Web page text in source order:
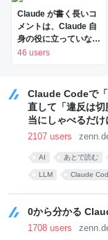
Claude が書く長いコ
メントは、Claude 自
身の役に立っていなか
った
46 users
Claude Codeで
直して「違反は
当にしゃべるだけ
2107 users
AI あとで読む
LLM Claude
0から分かる
1708 users